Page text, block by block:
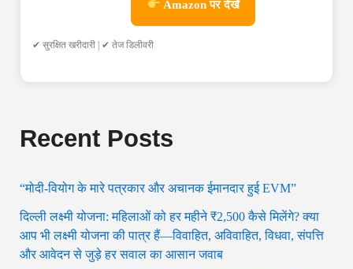
Amazon पर देखें
✔ सुरक्षित खरीदारी | ✔ तेज डिलीवरी
Recent Posts
“मोदी-वियोग के मारे पत्रकार और अचानक ईमानदार हुई EVM”
दिल्ली लक्ष्मी योजना: महिलाओं को हर महीने ₹2,500 कैसे मिलेंगे? क्या
आप भी लक्ष्मी योजना की पात्र हैं—विवाहित, अविवाहित, विधवा, संपत्ति
और आवेदन से जुड़े हर सवाल का आसान जवाब